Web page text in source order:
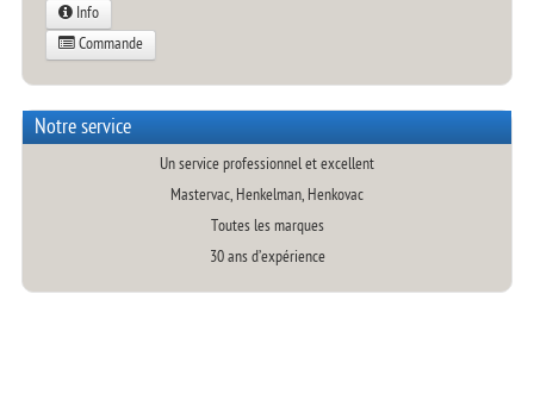
Info
Commande
Notre service
Un service professionnel et excellent
Mastervac, Henkelman, Henkovac
Toutes les marques
30 ans d’expérience